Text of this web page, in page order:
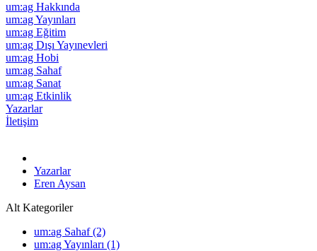
um:ag Hakkında
um:ag Yayınları
um:ag Eğitim
um:ag Dışı Yayınevleri
um:ag Hobi
um:ag Sahaf
um:ag Sanat
um:ag Etkinlik
Yazarlar
İletişim
Yazarlar
Eren Aysan
Alt Kategoriler
um:ag Sahaf (2)
um:ag Yayınları (1)